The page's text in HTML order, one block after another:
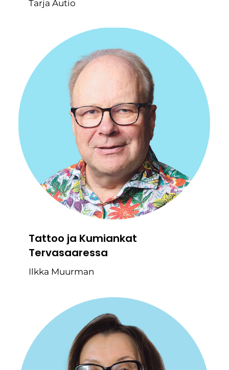
Tarja Autio
Tattoo ja Kumiankat
Tervasaaressa
Ilkka Muurman